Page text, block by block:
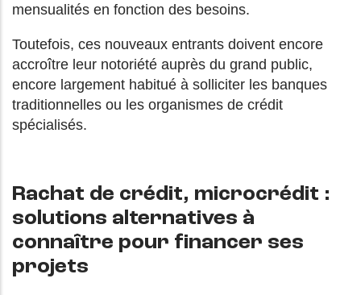
mensualités en fonction des besoins.
Toutefois, ces nouveaux entrants doivent encore
accroître leur notoriété auprès du grand public,
encore largement habitué à solliciter les banques
traditionnelles ou les organismes de crédit
spécialisés.
Rachat de crédit, microcrédit :
solutions alternatives à
connaître pour financer ses
projets